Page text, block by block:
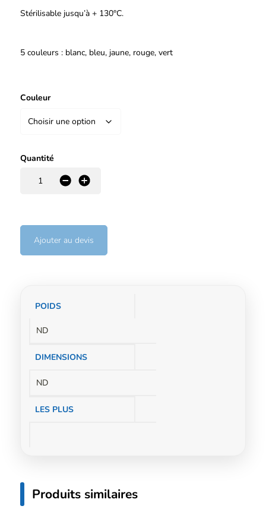
Stérilisable jusqu’à + 130°C.
5 couleurs : blanc, bleu, jaune, rouge, vert
Couleur
Quantité
+
-
Ajouter au devis
Informations
POIDS
ND
DIMENSIONS
ND
LES PLUS
Produits similaires